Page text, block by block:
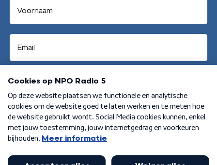
Aanmelden
Algemene voorwaarden Privacybeleid